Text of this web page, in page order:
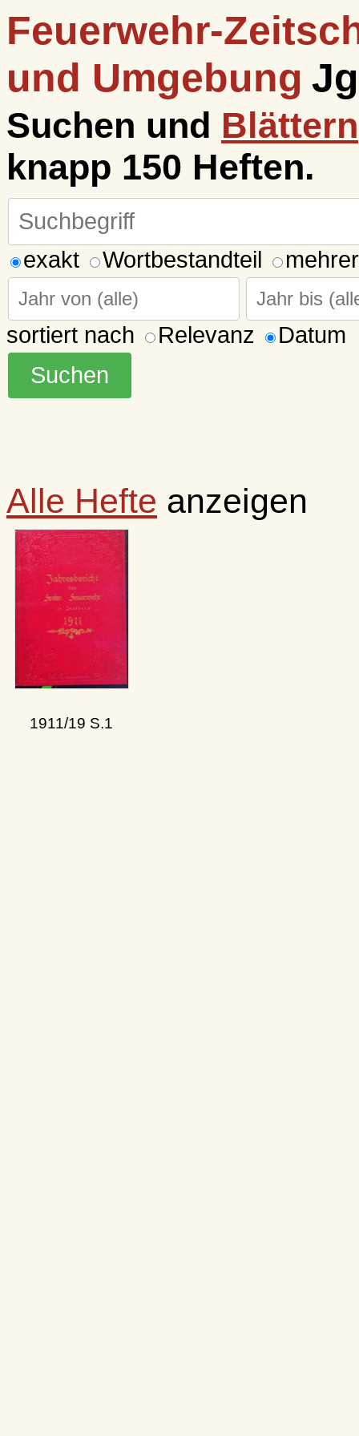
Feuerwehr-
und Umgebung
Suchen und Blättern
knapp 150 Heften.
exakt Wortbestandteil
sortiert nach Relevanz Datum
Alle Hefte anzeigen
1911/19 S.1